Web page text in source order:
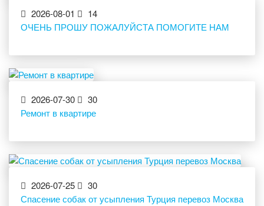
2026-08-01
14
ОЧЕНЬ ПРОШУ ПОЖАЛУЙСТА ПОМОГИТЕ НАМ
2026-07-30
30
Ремонт в квартире
2026-07-25
30
Спасение собак от усыпления Турция перевоз Москва